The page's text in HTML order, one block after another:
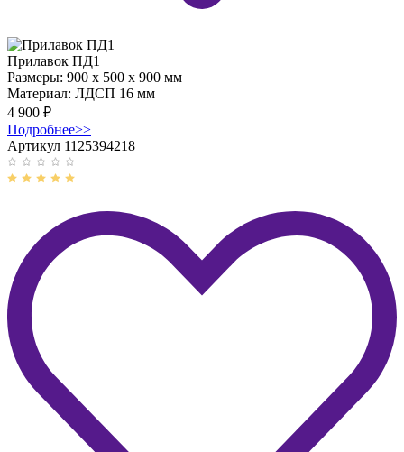
Прилавок ПД1
Размеры: 900 x 500 x 900 мм
Материал: ЛДСП 16 мм
4 900 ₽
Подробнее>>
Артикул 1125394218